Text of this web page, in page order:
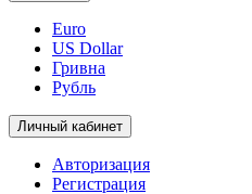
Euro
US Dollar
Гривна
Рубль
Личный кабинет
Авторизация
Регистрация